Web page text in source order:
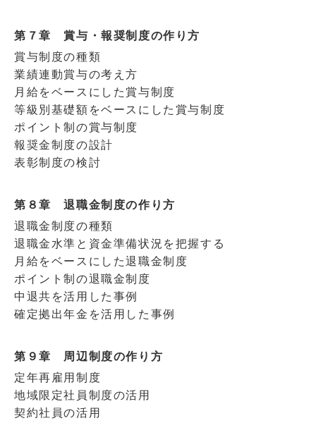
第７章 賞与・報奨制度の作り方
賞与制度の種類
業績連動賞与の考え方
月給をベースにした賞与制度
等級別基礎額をベースにした賞与制度
ポイント制の賞与制度
報奨金制度の設計
表彰制度の検討
第８章 退職金制度の作り方
退職金制度の種類
退職金水準と資金準備状況を把握する
月給をベースにした退職金制度
ポイント制の退職金制度
中退共を活用した事例
確定拠出年金を活用した事例
第９章 周辺制度の作り方
定年再雇用制度
地域限定社員制度の活用
契約社員の活用